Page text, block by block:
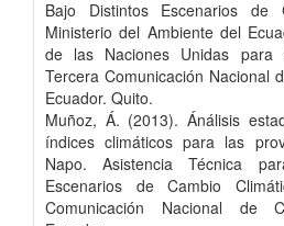
Bajo Distintos Escenarios de
Ministerio del Ambiente del
de las Naciones Unidas para
Tercera Comunicación Nacional
Ecuador. Quito.
Muñoz, Á. (2013). Ánálisis
índices climáticos para las
Napo. Asistencia Técnica
Escenarios de Cambio
Comunicación Nacional de